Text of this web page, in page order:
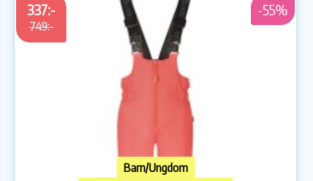
337:-
749:-
-55%
Barn/Ungdom